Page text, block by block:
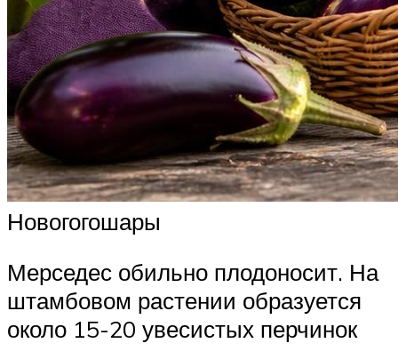
Новогогошары
Мерседес обильно плодоносит. На
штамбовом растении образуется
около 15-20 увесистых перчинок